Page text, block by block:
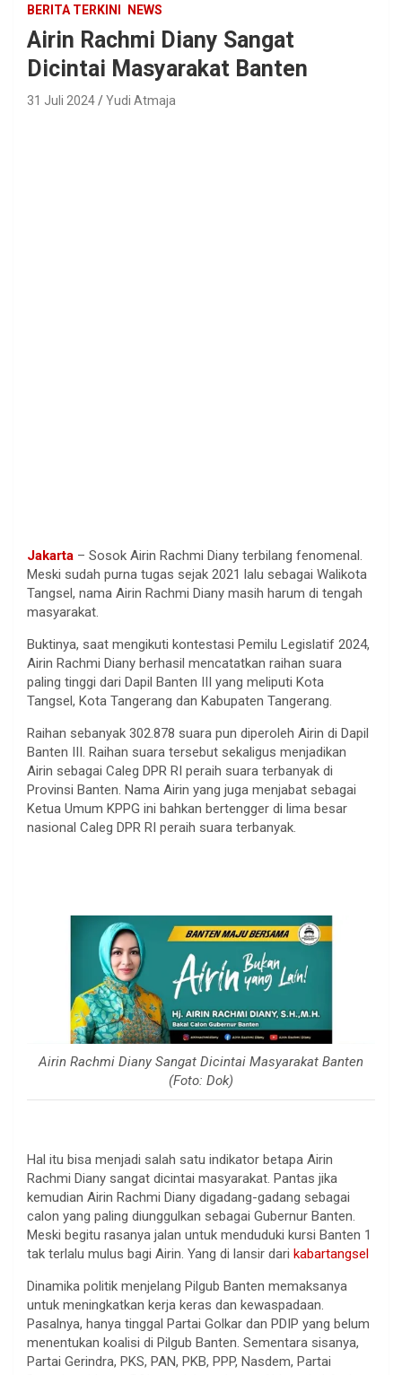
BERITA TERKINI NEWS
Airin Rachmi Diany Sangat
Dicintai Masyarakat Banten
31 Juli 2024 Yudi Atmaja
Jakarta – Sosok Airin Rachmi Diany terbilang fenomenal.
Meski sudah purna tugas sejak 2021 lalu sebagai Walikota
Tangsel, nama Airin Rachmi Diany masih harum di tengah
masyarakat.
Buktinya, saat mengikuti kontestasi Pemilu Legislatif 2024,
Airin Rachmi Diany berhasil mencatatkan raihan suara
paling tinggi dari Dapil Banten III yang meliputi Kota
Tangsel, Kota Tangerang dan Kabupaten Tangerang.
Raihan sebanyak 302.878 suara pun diperoleh Airin di Dapil
Banten III. Raihan suara tersebut sekaligus menjadikan
Airin sebagai Caleg DPR RI peraih suara terbanyak di
Provinsi Banten. Nama Airin yang juga menjabat sebagai
Ketua Umum KPPG ini bahkan bertengger di lima besar
nasional Caleg DPR RI peraih suara terbanyak.
Airin Rachmi Diany Sangat Dicintai Masyarakat Banten
(Foto: Dok)
Hal itu bisa menjadi salah satu indikator betapa Airin
Rachmi Diany sangat dicintai masyarakat. Pantas jika
kemudian Airin Rachmi Diany digadang-gadang sebagai
calon yang paling diunggulkan sebagai Gubernur Banten.
Meski begitu rasanya jalan untuk menduduki kursi Banten 1
tak terlalu mulus bagi Airin. Yang di lansir dari kabartangsel
Dinamika politik menjelang Pilgub Banten memaksanya
untuk meningkatkan kerja keras dan kewaspadaan.
Pasalnya, hanya tinggal Partai Golkar dan PDIP yang belum
menentukan koalisi di Pilgub Banten. Sementara sisanya,
Partai Gerindra, PKS, PAN, PKB, PPP, Nasdem, Partai